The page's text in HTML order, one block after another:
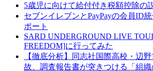
5歳児に向けて給付付き税額控除の
セブンイレブンとPayPayの会員ID
ポート
SARD UNDERGROUND LIVE
FREEDOM]に行ってみた
【徹底分析】同志社国際高校・辺
故、調査報告書が突きつける「組織